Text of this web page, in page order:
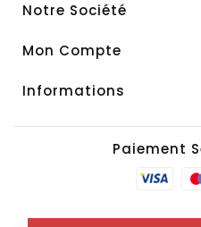
Notre Société
Mon Compte
Informations
Paiement